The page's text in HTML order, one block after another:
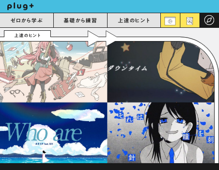
ゼロから学ぶ 基礎から練習 上達のヒント
上達のヒント